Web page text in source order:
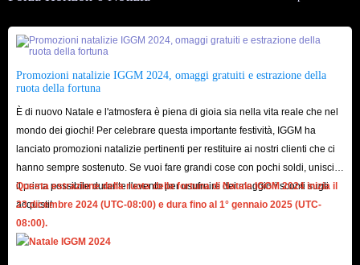
crediti di Forza Horizon 6?
Con l'uscita di Forza Horizon 6, il mercato ha visto un afflusso di venditori
apparentemente affidabili che affermano di offrire crediti FH6 sicuri.
Tuttavia, i giocatori devono prestare attenzione per assicurarsi di trovare un
negozio di crediti per Forza Horizon 6 veramente degno di fiducia, capace
IGGM.com è il miglior marketplace per l'acquisto di crediti di Forza
Horizon 6. In qualità di venditore professionale che gode di una
reputazione globale fin dai tempi di FH4 e FH5, IGGM si rifornisce
Promozioni natalizie IGGM 2024, omaggi gratuiti e estrazione della
ruota della fortuna
È di nuovo Natale e l'atmosfera è piena di gioia sia nella vita reale che nel
mondo dei giochi! Per celebrare questa importante festività, IGGM ha
lanciato promozioni natalizie pertinenti per restituire ai nostri clienti che ci
hanno sempre sostenuto. Se vuoi fare grandi cose con pochi soldi, unisciti
il ​​prima possibile durante l'evento per usufruire dei maggiori sconti sugli
acquisti!
Questa estrazione della ruota della fortuna di Natale IGGM 2024 inizia il
23 dicembre 2024 (UTC-08:00) e dura fino al 1° gennaio 2025 (UTC-
08:00).